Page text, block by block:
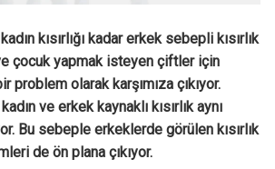
kısırlığı kadar erkek sebepli kısırlık
çocuk yapmak isteyen çiftler için
problem olarak karşımıza çıkıyor.
ve erkek kaynaklı kısırlık aynı
Bu sebeple erkeklerde görülen kısırlık
de ön plana çıkıyor.